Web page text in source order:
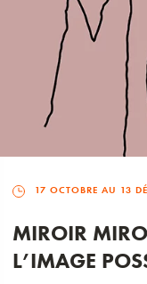
17 OCTOBRE AU 13
MIROIR
L’IMAGE